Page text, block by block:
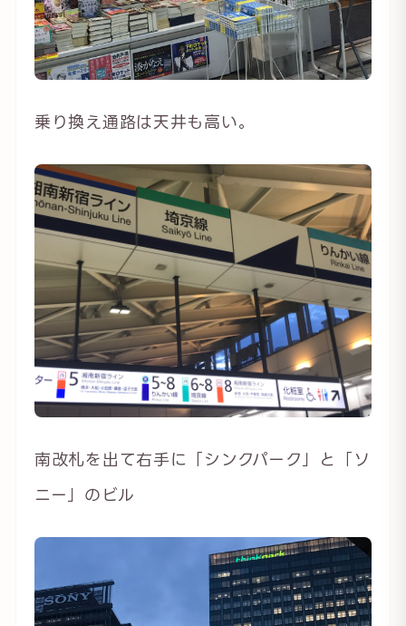
乗り換え通路は天井も高い。
南改札を出て右手に「シンクパーク」と「ソ
ニー」のビル